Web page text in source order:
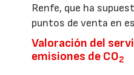
Renfe, que ha
puntos de venta en
Valoración del
emisiones de CO2